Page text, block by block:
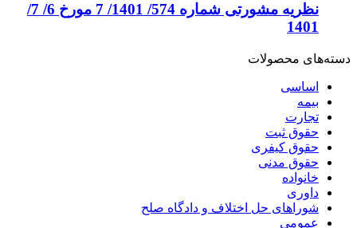
نظریه مشورتی شماره 574/ 1401/ 7 مورخ 6/ 7/
1401
دسته‌های محصولات
اساسی
بیمه
تجارت
حقوق ثبت
حقوق کیفری
حقوق مدنی
خانواده
داوری
شوراهای حل اختلاف و دادگاه صلح
عمومی